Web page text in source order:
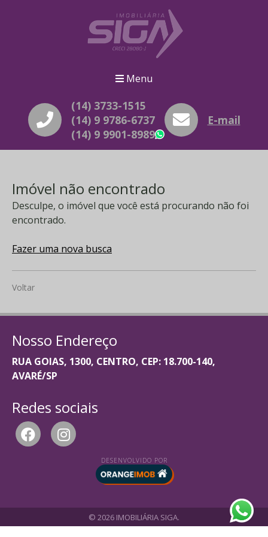
Menu
(14) 3733-1515
(14) 9 9786-6737
(14) 9 9901-8989
WhatsApp
E-mail
Imóvel não encontrado
Desculpe, o imóvel que você está procurando não foi
encontrado.
Fazer uma nova busca
Voltar
Nosso Endereço
RUA GOIAS, 1300, CENTRO, CEP: 18.700-140,
AVARÉ/SP
Redes sociais
DESENVOLVIDO POR
© 2026 IMOBILIÁRIA SIGA.